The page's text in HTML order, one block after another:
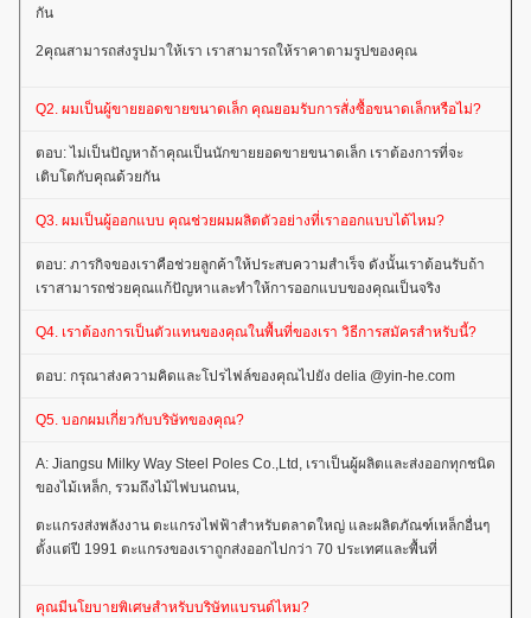
กัน
2คุณสามารถส่งรูปมาให้เรา เราสามารถให้ราคาตามรูปของคุณ
Q2. ผมเป็นผู้ขายยอดขายขนาดเล็ก คุณยอมรับการสั่งซื้อขนาดเล็กหรือไม่?
ตอบ: ไม่เป็นปัญหาถ้าคุณเป็นนักขายยอดขายขนาดเล็ก เราต้องการที่จะ
เติบโตกับคุณด้วยกัน
Q3. ผมเป็นผู้ออกแบบ คุณช่วยผมผลิตตัวอย่างที่เราออกแบบได้ไหม?
ตอบ: ภารกิจของเราคือช่วยลูกค้าให้ประสบความสําเร็จ ดังนั้นเราต้อนรับถ้า
เราสามารถช่วยคุณแก้ปัญหาและทําให้การออกแบบของคุณเป็นจริง
Q4. เราต้องการเป็นตัวแทนของคุณในพื้นที่ของเรา วิธีการสมัครสําหรับนี้?
ตอบ: กรุณาส่งความคิดและโปรไฟล์ของคุณไปยัง delia @yin-he.com
Q5. บอกผมเกี่ยวกับบริษัทของคุณ?
A: Jiangsu Milky Way Steel Poles Co.,Ltd, เราเป็นผู้ผลิตและส่งออกทุกชนิด
ของไม้เหล็ก, รวมถึงไม้ไฟบนถนน,
ตะแกรงส่งพลังงาน ตะแกรงไฟฟ้าสําหรับตลาดใหญ่ และผลิตภัณฑ์เหล็กอื่นๆ
ตั้งแต่ปี 1991 ตะแกรงของเราถูกส่งออกไปกว่า 70 ประเทศและพื้นที่
คุณมีนโยบายพิเศษสําหรับบริษัทแบรนด์ไหม?